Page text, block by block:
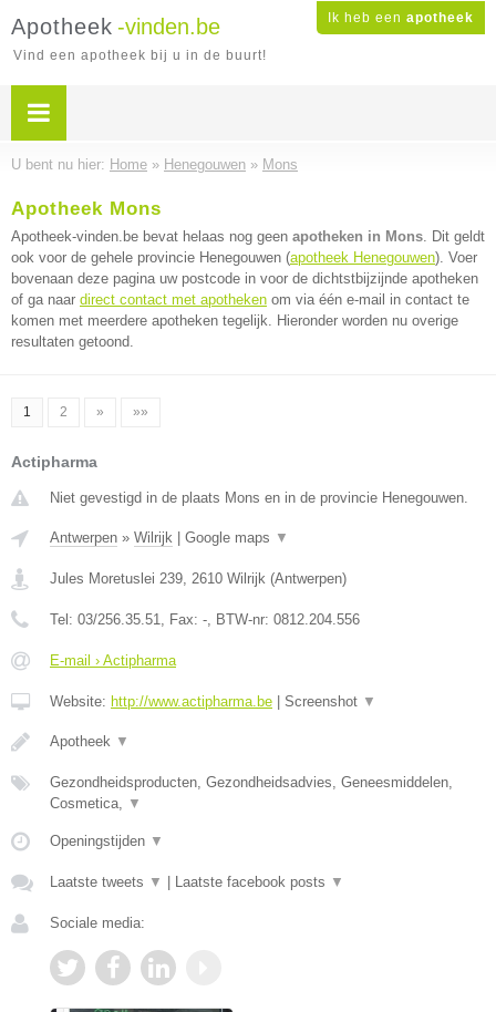
Ik heb een apotheek
Apotheek -vinden.be
Vind een apotheek bij u in de buurt!
U bent nu hier: Home » Henegouwen » Mons
Apotheek Mons
Apotheek-vinden.be bevat helaas nog geen apotheken in Mons. Dit geldt
ook voor de gehele provincie Henegouwen (apotheek Henegouwen). Voer
bovenaan deze pagina uw postcode in voor de dichtstbijzijnde apotheken
of ga naar direct contact met apotheken om via één e-mail in contact te
komen met meerdere apotheken tegelijk. Hieronder worden nu overige
resultaten getoond.
1 2 » »»
Actipharma
Niet gevestigd in de plaats Mons en in de provincie Henegouwen.
Antwerpen » Wilrijk Google maps ▼
Jules Moretuslei 239, 2610 Wilrijk (Antwerpen)
Tel: 03/256.35.51, Fax: -, BTW-nr: 0812.204.556
E-mail › Actipharma
Website: http://www.actipharma.be Screenshot ▼
Apotheek ▼
Gezondheidsproducten, Gezondheidsadvies, Geneesmiddelen,
Cosmetica, ▼
Openingstijden ▼
Laatste tweets ▼ Laatste facebook posts ▼
Sociale media: